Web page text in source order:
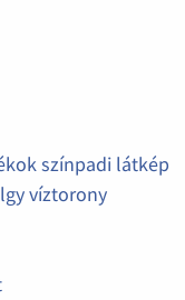
színpadi látkép
víztorony